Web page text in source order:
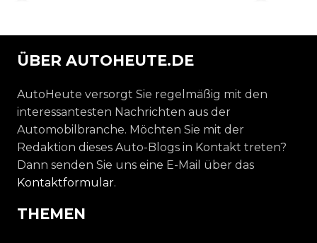
ÜBER AUTOHEUTE.DE
AutoHeute versorgt Sie regelmäßig mit den
interessantesten Nachrichten aus der
Automobilbranche. Möchten Sie mit der
Redaktion dieses Auto-Blogs in Kontakt treten?
Dann senden Sie uns eine E-Mail über das
Kontaktformular.
THEMEN